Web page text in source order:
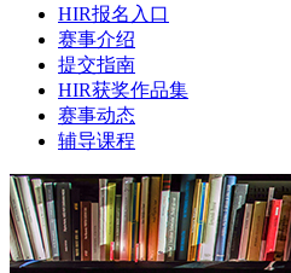
HIR报名入口
赛事介绍
提交指南
HIR获奖作品集
赛事动态
辅导课程